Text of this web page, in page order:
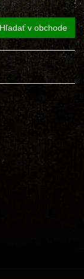
Hľadať v obchode